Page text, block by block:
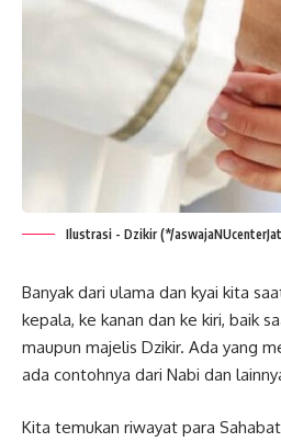
Ilustrasi - Dzikir (*/
Banyak dari ulama dan kyai kita
kepala, ke kanan dan ke kiri, baik
maupun majelis Dzikir. Ada yang
ada contohnya dari Nabi dan
Kita temukan riwayat para